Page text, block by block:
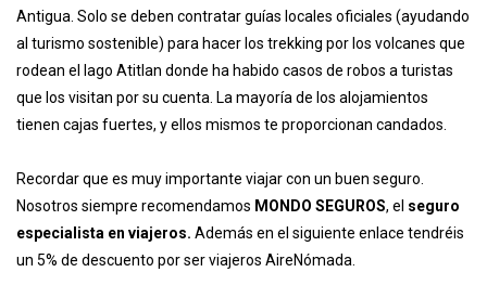
Antigua. Solo se deben contratar guías locales oficiales (ayudando
al turismo sostenible) para hacer los trekking por los volcanes que
rodean el lago Atitlan donde ha habido casos de robos a turistas
que los visitan por su cuenta. La mayoría de los alojamientos
tienen cajas fuertes, y ellos mismos te proporcionan candados.
Recordar que es muy importante viajar con un buen seguro.
Nosotros siempre recomendamos MONDO SEGUROS, el seguro
especialista en viajeros. Además en el siguiente enlace tendréis
un 5% de descuento por ser viajeros AireNómada.